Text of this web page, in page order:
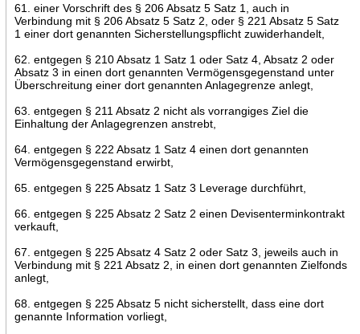
61. einer Vorschrift des § 206 Absatz 5 Satz 1, auch in
Verbindung mit § 206 Absatz 5 Satz 2, oder § 221 Absatz 5 Satz
1 einer dort genannten Sicherstellungspflicht zuwiderhandelt,
62. entgegen § 210 Absatz 1 Satz 1 oder Satz 4, Absatz 2 oder
Absatz 3 in einen dort genannten Vermögensgegenstand unter
Überschreitung einer dort genannten Anlagegrenze anlegt,
63. entgegen § 211 Absatz 2 nicht als vorrangiges Ziel die
Einhaltung der Anlagegrenzen anstrebt,
64. entgegen § 222 Absatz 1 Satz 4 einen dort genannten
Vermögensgegenstand erwirbt,
65. entgegen § 225 Absatz 1 Satz 3 Leverage durchführt,
66. entgegen § 225 Absatz 2 Satz 2 einen Devisenterminkontrakt
verkauft,
67. entgegen § 225 Absatz 4 Satz 2 oder Satz 3, jeweils auch in
Verbindung mit § 221 Absatz 2, in einen dort genannten Zielfonds
anlegt,
68. entgegen § 225 Absatz 5 nicht sicherstellt, dass eine dort
genannte Information vorliegt,